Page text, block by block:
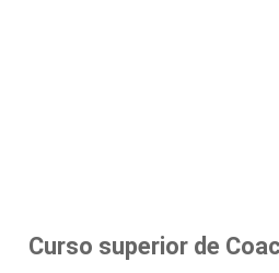
Curso superior de